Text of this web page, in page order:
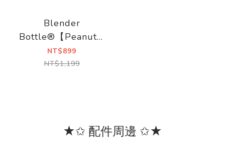
Blender
Bottle®【Peanuts】
Strada Sleek
NT$899
NT$1,199
★✩ 配件周邊 ✩★